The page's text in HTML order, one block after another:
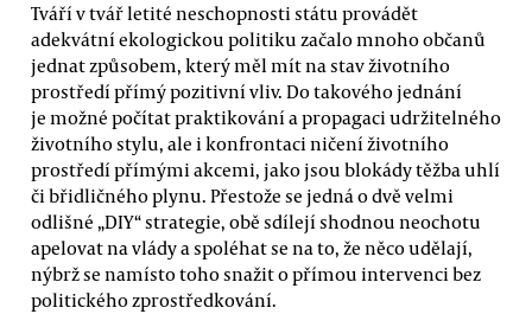
Tváří v tvář letité neschopnosti státu provádět
adekvátní ekologickou politiku začalo mnoho občanů
jednat způsobem, který měl mít na stav životního
prostředí přímý pozitivní vliv. Do takového jednání
je možné počítat praktikování a propagaci udržitelného
životního stylu, ale i konfrontaci ničení životního
prostředí přímými akcemi, jako jsou blokády těžba uhlí
či břidličného plynu. Přestože se jedná o dvě velmi
odlišné „DIY“ strategie, obě sdílejí shodnou neochotu
apelovat na vlády a spoléhat se na to, že něco udělají,
nýbrž se namísto toho snažit o přímou intervenci bez
politického zprostředkování.